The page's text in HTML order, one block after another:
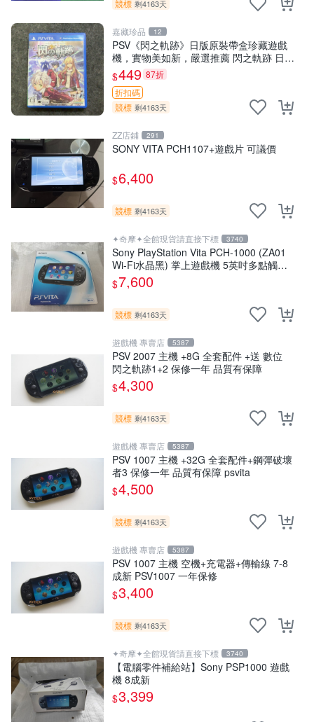
競標 剩4163天
嘉藏珍品 12
PSV《閃之軌跡》日版原裝帶盒珍藏遊戲
機，實物美如新，嚴選推薦 閃之軌跡 日版
PSV 原裝帶盒
$449 87折
折扣碼
競標 剩4163天
ZZ店鋪 291
SONY VITA PCH1107+遊戲片 可議價
$6,400
競標 剩4163天
✦奇摩✦全館現貨請直接下標 3740
Sony PlayStation Vita PCH-1000 (ZA01
Wi-Fi水晶黑) 掌上遊戲機 5英吋多點觸控
螢幕
$7,600
競標 剩4163天
遊戲機 專賣店 5387
PSV 2007 主機 +8G 全套配件 +送 數位
閃之軌跡1+2 保修一年 品質有保障
$4,300
競標 剩4163天
遊戲機 專賣店 5387
PSV 1007 主機 +32G 全套配件+鋼彈破壞
者3 保修一年 品質有保障 psvita
$4,500
競標 剩4163天
遊戲機 專賣店 5387
PSV 1007 主機 空機+充電器+傳輸線 7-8
成新 PSV1007 一年保修
$3,400
競標 剩4163天
✦奇摩✦全館現貨請直接下標 3740
【電腦零件補給站】Sony PSP1000 遊戲
機 8成新
$3,399